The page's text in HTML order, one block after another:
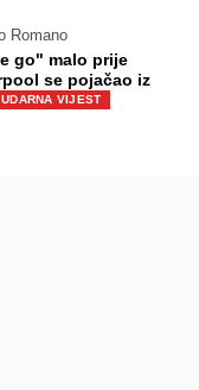
Romano
go" malo prije
se pojačao iz
UDARNA VIJEST